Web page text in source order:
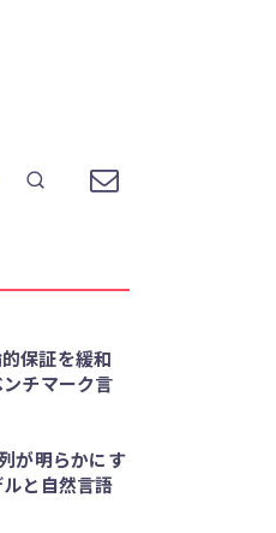
保証を緩和
チマーク言
が明らかにす
と自然言語